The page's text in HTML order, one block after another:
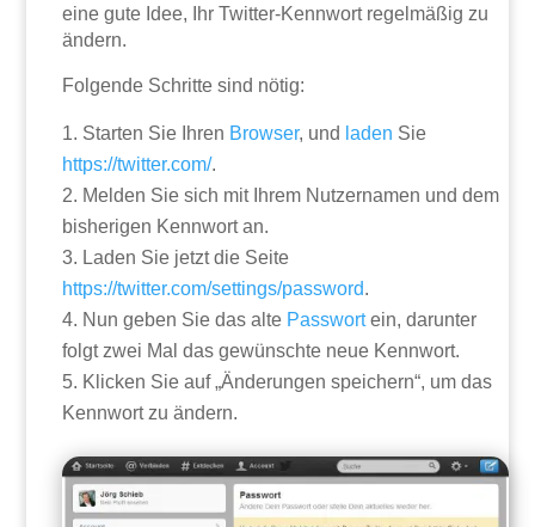
eine gute Idee, Ihr Twitter-Kennwort regelmäßig zu
ändern.
Folgende Schritte sind nötig:
Starten Sie Ihren Browser, und laden Sie
https://twitter.com/.
Melden Sie sich mit Ihrem Nutzernamen und dem
bisherigen Kennwort an.
Laden Sie jetzt die Seite
https://twitter.com/settings/password.
Nun geben Sie das alte Passwortein, darunter
folgt zwei Mal das gewünschte neue Kennwort.
Klicken Sie auf „Änderungen speichern“, um das
Kennwort zu ändern.